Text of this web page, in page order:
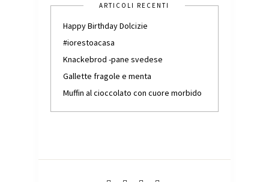
ARTICOLI RECENTI
Happy Birthday Dolcizie
#iorestoacasa
Knackebrod -pane svedese
Gallette fragole e menta
Muffin al cioccolato con cuore morbido